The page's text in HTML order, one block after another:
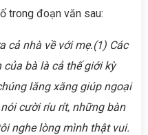
trong đoạn văn sau:
cả nhà về với mẹ.(1) Các
của bà là cả thế giới kỳ
lăngxăng giúp ngoại
cười ríu rít, những bàn
nghe lòng mình thật vui.